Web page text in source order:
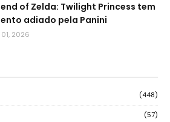
of Zelda: Twilight Princess tem
adiado pela Panini
2026
(448)
(57)